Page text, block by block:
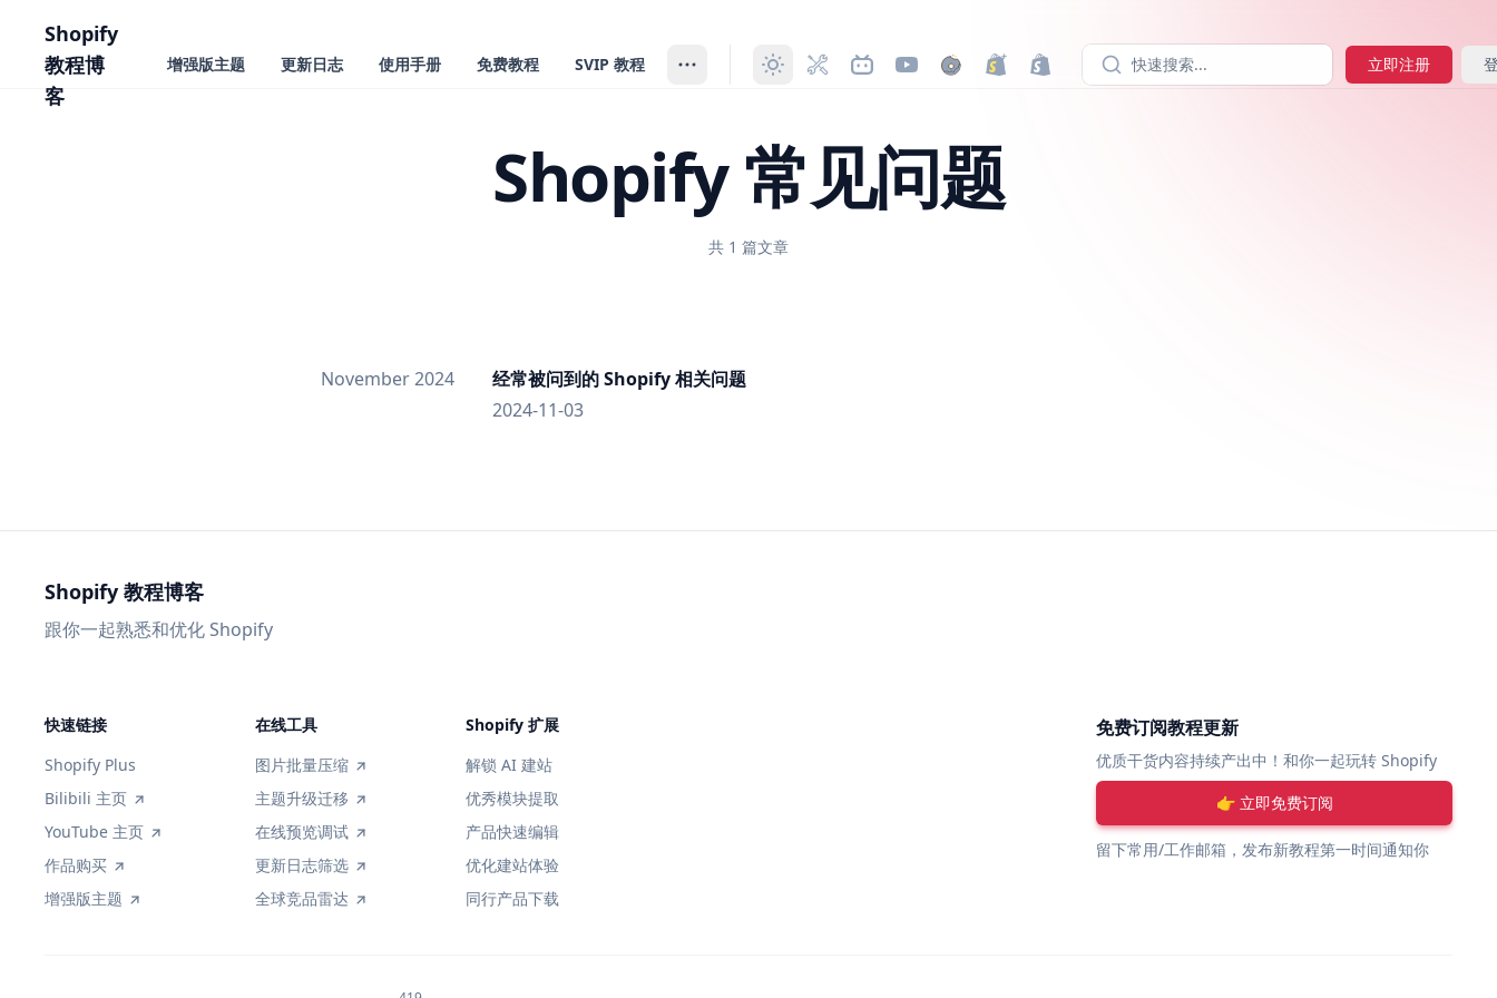
要内容Shopify
教程博
客
增强版主题 更新日志 使用手册 免费教程 SVIP 教程 快速搜索... 立即注册
Shopify 常见问题
共 1 篇文章
November 2024
经常被问到的 Shopify 相关问题
2024-11-03
Shopify 教程博客
跟你一起熟悉和优化 Shopify
快速链接
Shopify Plus
Bilibili 主页
YouTube 主页
作品购买
增强版主题
在线工具
图片批量压缩
主题升级迁移
在线预览调试
更新日志筛选
全球竞品雷达
Shopify 扩展
解锁 AI 建站
优秀模块提取
产品快速编辑
优化建站体验
同行产品下载
免费订阅教程更新
优质干货内容持续产出中！和你一起玩转 Shopify
👉 立即免费订阅
留下常用/工作邮箱，发布新教程第一时间通知你